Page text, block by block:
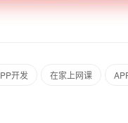
开发 在家上网课